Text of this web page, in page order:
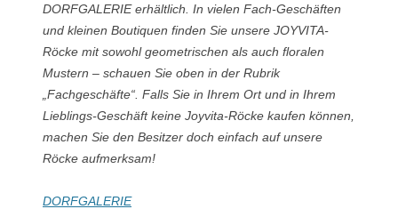
DORFGALERIE erhältlich. In vielen Fach-Geschäften
und kleinen Boutiquen finden Sie unsere JOYVITA-
Röcke mit sowohl geometrischen als auch floralen
Mustern – schauen Sie oben in der Rubrik
„Fachgeschäfte“. Falls Sie in Ihrem Ort und in Ihrem
Lieblings-Geschäft keine Joyvita-Röcke kaufen können,
machen Sie den Besitzer doch einfach auf unsere
Röcke aufmerksam!
DORFGALERIE